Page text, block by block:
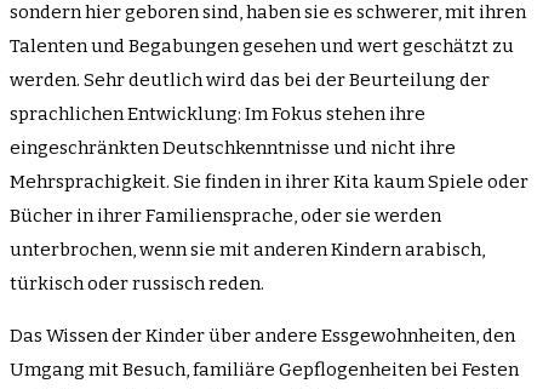
sondern hier geboren sind, haben sie es schwerer, mit ihren
Talenten und Begabungen gesehen und wert geschätzt zu
werden. Sehr deutlich wird das bei der Beurteilung der
sprachlichen Entwicklung: Im Fokus stehen ihre
eingeschränkten Deutschkenntnisse und nicht ihre
Mehrsprachigkeit. Sie finden in ihrer Kita kaum Spiele oder
Bücher in ihrer Familiensprache, oder sie werden
unterbrochen, wenn sie mit anderen Kindern arabisch,
türkisch oder russisch reden.
Das Wissen der Kinder über andere Essgewohnheiten, den
Umgang mit Besuch, familiäre Gepflogenheiten bei Festen